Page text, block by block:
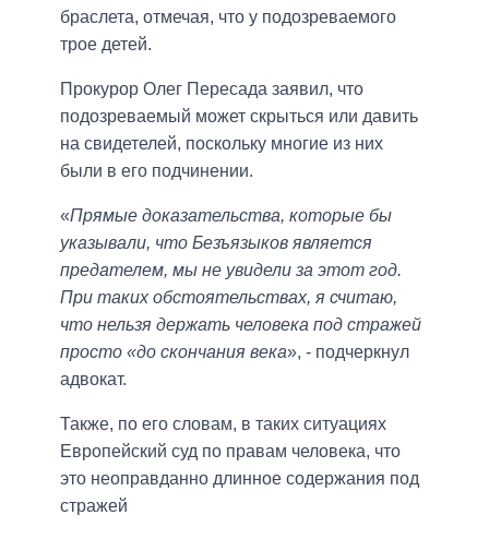
браслета, отмечая, что у подозреваемого
трое детей.
Прокурор Олег Пересада заявил, что
подозреваемый может скрыться или давить
на свидетелей, поскольку многие из них
были в его подчинении.
«Прямые доказательства, которые бы
указывали, что Безъязыков является
предателем, мы не увидели за этот год.
При таких обстоятельствах, я считаю,
что нельзя держать человека под стражей
просто «до скончания века», - подчеркнул
адвокат.
Также, по его словам, в таких ситуациях
Европейский суд по правам человека, что
это неоправданно длинное содержания под
стражей